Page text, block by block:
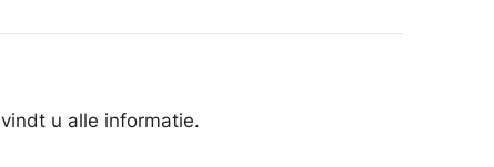
vindt u alle informatie.